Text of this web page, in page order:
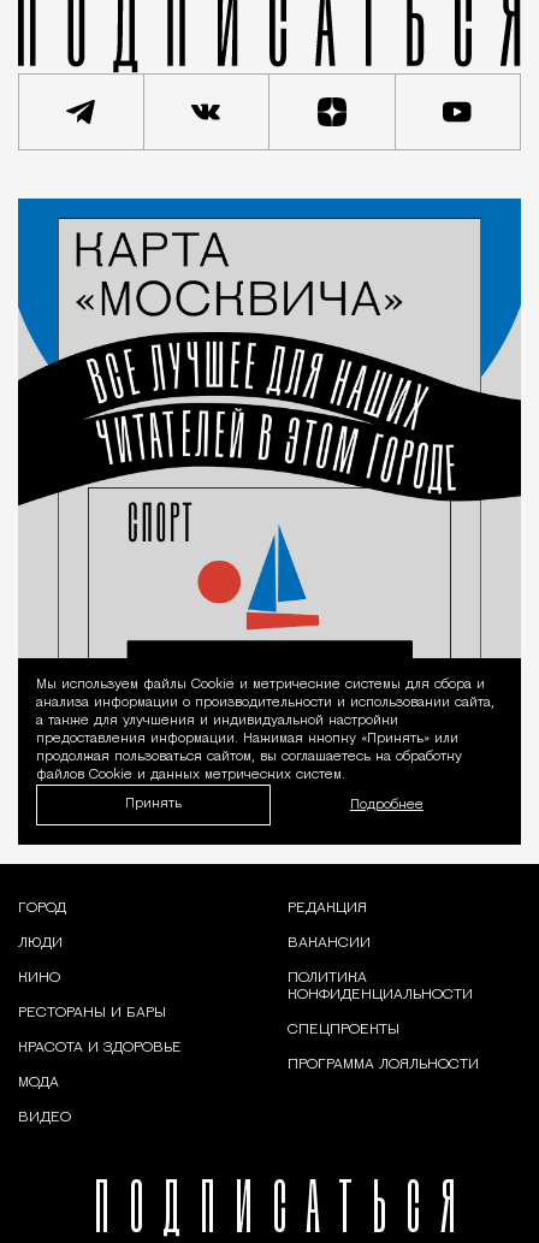
Уведомление
Мы используем файлы Сookie и метрические системы для сбора и
анализа информации о производительности и использовании сайта,
а также для улучшения и индивидуальной настройки
предоставления информации. Нажимая кнопку «Принять» или
продолжая пользоваться сайтом, вы соглашаетесь на обработку
файлов Cookie и данных метрических систем.
Принять Подробнее
ПОДПИСАТЬСЯ
ГОРОД
ЛЮДИ
КИНО
РЕСТОРАНЫ И БАРЫ
КРАСОТА И ЗДОРОВЬЕ
МОДА
ВИДЕО
РЕДАКЦИЯ
ВАКАНСИИ
ПОЛИТИКА
КОНФИДЕНЦИАЛЬНОСТИ
СПЕЦПРОЕКТЫ
ПРОГРАММА ЛОЯЛЬНОСТИ